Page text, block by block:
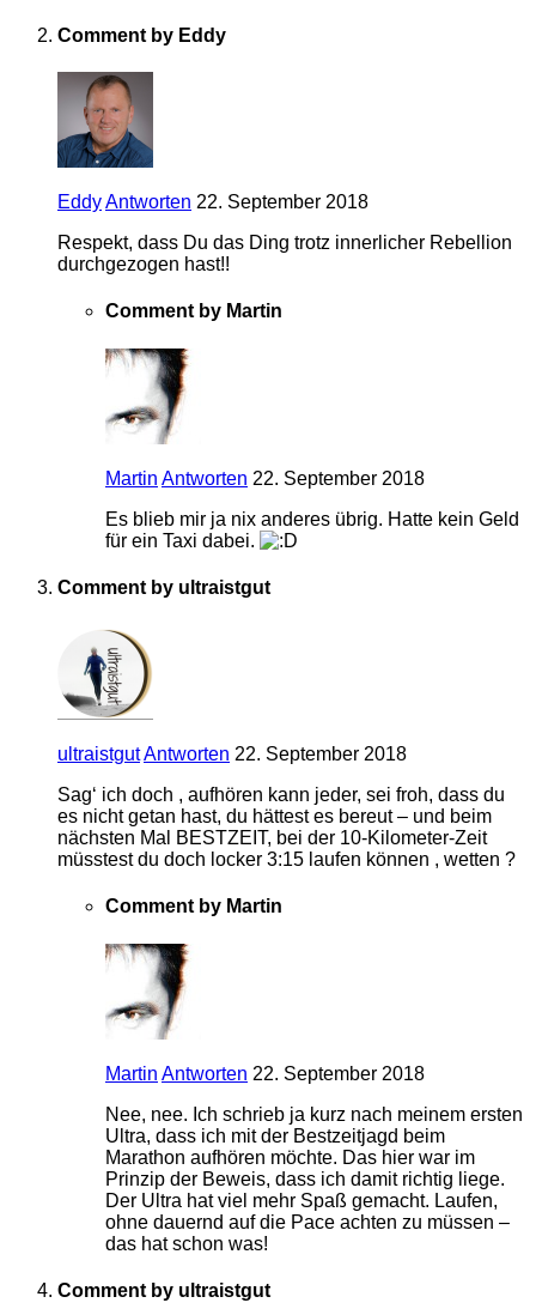
Comment by Eddy
EddyAntworten 22. September 2018
Respekt, dass Du das Ding trotz innerlicher Rebellion
durchgezogen hast!!
Comment by Martin
Martin Antworten 22. September 2018
Es blieb mir ja nix anderes übrig. Hatte kein Geld
für ein Taxi dabei.
Comment by ultraistgut
ultraistgutAntworten 22. September 2018
Sag‘ ich doch , aufhören kann jeder, sei froh, dass du
es nicht getan hast, du hättest es bereut – und beim
nächsten Mal BESTZEIT, bei der 10-Kilometer-Zeit
müsstest du doch locker 3:15 laufen können , wetten ?
Comment by Martin
Martin Antworten 22. September 2018
Nee, nee. Ich schrieb ja kurz nach meinem ersten
Ultra, dass ich mit der Bestzeitjagd beim
Marathon aufhören möchte. Das hier war im
Prinzip der Beweis, dass ich damit richtig liege.
Der Ultra hat viel mehr Spaß gemacht. Laufen,
ohne dauernd auf die Pace achten zu müssen –
das hat schon was!
Comment by ultraistgut